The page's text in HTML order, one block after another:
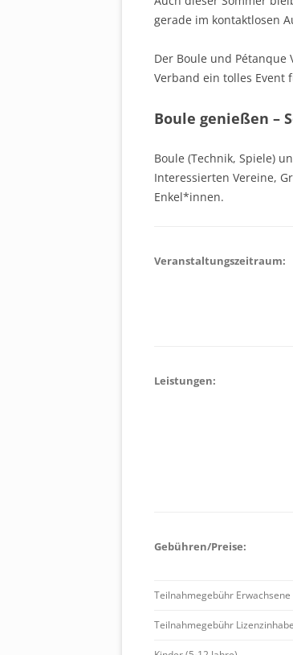
gerade im kontaktlosen
Der Boule und Pétanque
Verband ein tolles Event
Boule genießen –
Boule (Technik, Spiele)
Interessierten Vereine,
Enkel*innen.
Veranstaltungszeitraum:
Leistungen:
Gebühren/Preise:
Teilnahmegebühr
Teilnahmegebühr